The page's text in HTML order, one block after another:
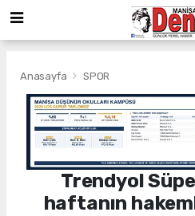
Anasayfa SPOR
Trendyol
haftanın